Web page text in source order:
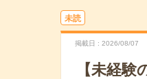
未読
掲載日 2026/08/07
【未経